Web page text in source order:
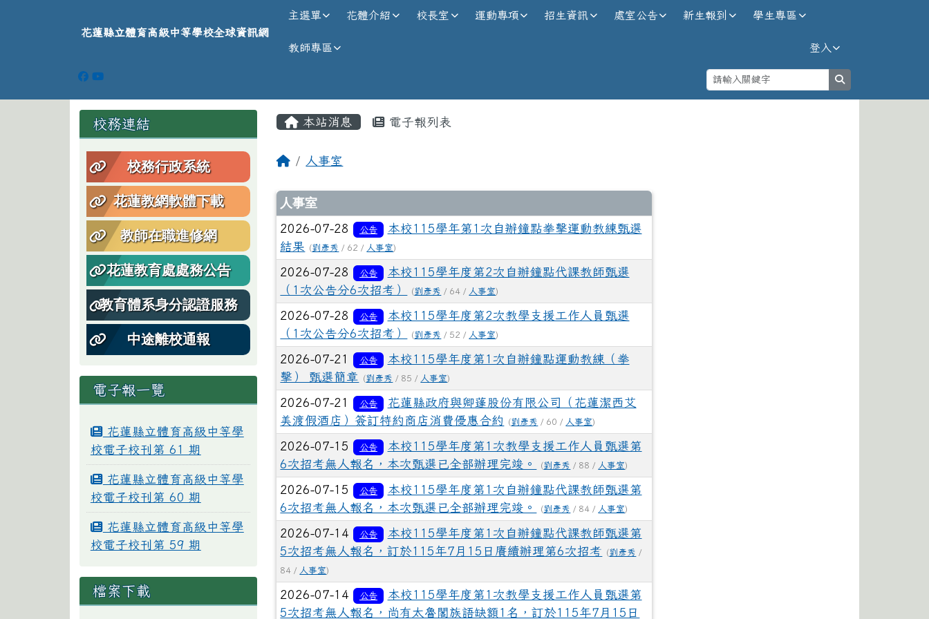
花蓮縣立體育高級中等學校全球資訊網
花蓮縣立體育高級中等學校全球資訊網
主選單 花體介紹 校長室 運動專項 招生資訊 處室公告 新生報到 學生專區
教師專區 登入
左邊區域內容
校務連結
校務行政系統
花蓮教網軟體下載
教師在職進修網
花蓮教育處處務公告
教育體系身分認證服務
中途離校通報
電子報一覽
花蓮縣立體育高級中等學
校電子校刊第 61 期
花蓮縣立體育高級中等學
校電子校刊第 60 期
花蓮縣立體育高級中等學
校電子校刊第 59 期
檔案下載
主內容區域
本站消息 電子報列表
回首頁
人事室
文章列表
人事室
2026-07-28 公告
本校115學年第1次自辦鐘點拳擊運動教練甄選
結果
(劉彥秀 / 62 / 人事室)
2026-07-28 公告
本校115學年度第2次自辦鐘點代課教師甄選
（1次公告分6次招考）
(劉彥秀 / 64 / 人事室)
2026-07-28 公告
本校115學年度第2次教學支援工作人員甄選
（1次公告分6次招考）
(劉彥秀 / 52 / 人事室)
2026-07-21 公告
本校115學年度第1次自辦鐘點運動教練（拳
擊） 甄選簡章
(劉彥秀 / 85 / 人事室)
2026-07-21 公告
花蓮縣政府與卿蓬股份有限公司（花蓮潔西艾
美渡假酒店）簽訂特約商店消費優惠合約
(劉彥秀 / 60 / 人事室)
2026-07-15 公告
本校115學年度第1次教學支援工作人員甄選第
6次招考無人報名，本次甄選已全部辦理完竣。
(劉彥秀 / 88 / 人事室)
2026-07-15 公告
本校115學年度第1次自辦鐘點代課教師甄選第
6次招考無人報名，本次甄選已全部辦理完竣。
(劉彥秀 / 84 / 人事室)
2026-07-14 公告
本校115學年度第1次自辦鐘點代課教師甄選第
5次招考無人報名，訂於115年7月15日賡續辦理第6次招考
(劉彥秀 /
84 / 人事室)
2026-07-14 公告
本校115學年度第1次教學支援工作人員甄選第
5次招考無人報名，尚有太魯閣族語缺額1名，訂於115年7月15日
頁尾區域